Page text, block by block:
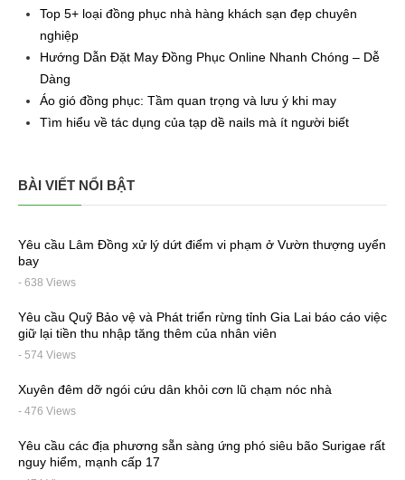
Top 5+ loại đồng phục nhà hàng khách sạn đẹp chuyên
nghiệp
Hướng Dẫn Đặt May Đồng Phục Online Nhanh Chóng – Dễ
Dàng
Áo gió đồng phục: Tầm quan trọng và lưu ý khi may
Tìm hiểu về tác dụng của tạp dề nails mà ít người biết
BÀI VIẾT NỔI BẬT
Yêu cầu Lâm Đồng xử lý dứt điểm vi phạm ở Vườn thượng uyển
bay
- 638 Views
Yêu cầu Quỹ Bảo vệ và Phát triển rừng tỉnh Gia Lai báo cáo việc
giữ lại tiền thu nhập tăng thêm của nhân viên
- 574 Views
Xuyên đêm dỡ ngói cứu dân khỏi cơn lũ chạm nóc nhà
- 476 Views
Yêu cầu các địa phương sẵn sàng ứng phó siêu bão Surigae rất
nguy hiểm, mạnh cấp 17